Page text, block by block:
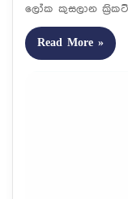
ලෝක කුසලාන
Read More »